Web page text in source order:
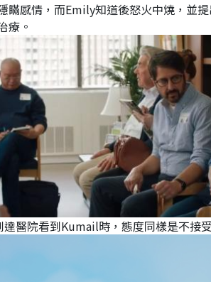
瞞感情，而Emily知道後怒火中燒，並
療。
醫院看到Kumail時，態度同樣是不接